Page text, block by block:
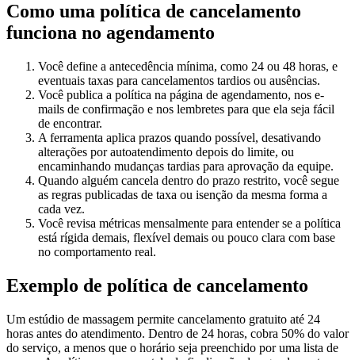
Como uma política de cancelamento
funciona no agendamento
Você define a antecedência mínima, como 24 ou 48 horas, e
eventuais taxas para cancelamentos tardios ou ausências.
Você publica a política na página de agendamento, nos e-
mails de confirmação e nos lembretes para que ela seja fácil
de encontrar.
A ferramenta aplica prazos quando possível, desativando
alterações por autoatendimento depois do limite, ou
encaminhando mudanças tardias para aprovação da equipe.
Quando alguém cancela dentro do prazo restrito, você segue
as regras publicadas de taxa ou isenção da mesma forma a
cada vez.
Você revisa métricas mensalmente para entender se a política
está rígida demais, flexível demais ou pouco clara com base
no comportamento real.
Exemplo de política de cancelamento
Um estúdio de massagem permite cancelamento gratuito até 24
horas antes do atendimento. Dentro de 24 horas, cobra 50% do valor
do serviço, a menos que o horário seja preenchido por uma lista de